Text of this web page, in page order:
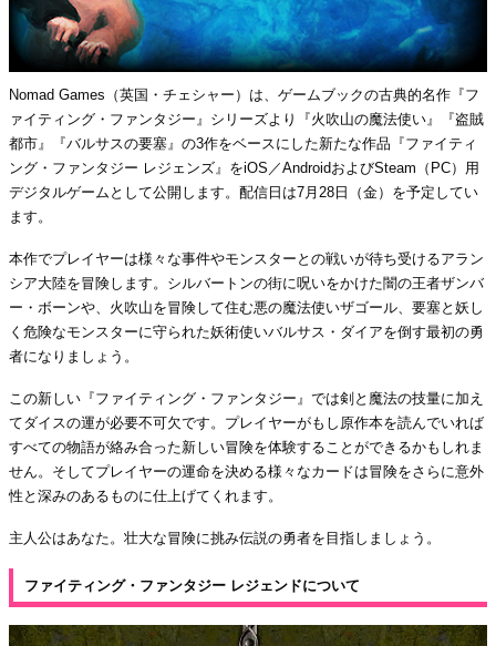
Nomad Games（英国・チェシャー）は、ゲームブックの古典的名作『フ
ァイティング・ファンタジー』シリーズより『火吹山の魔法使い』『盗賊
都市』『バルサスの要塞』の3作をベースにした新たな作品『ファイティ
ング・ファンタジー レジェンズ』をiOS／AndroidおよびSteam（PC）用
デジタルゲームとして公開します。配信日は7月28日（金）を予定してい
ます。
本作でプレイヤーは様々な事件やモンスターとの戦いが待ち受けるアラン
シア大陸を冒険します。シルバートンの街に呪いをかけた闇の王者ザンバ
ー・ボーンや、火吹山を冒険して住む悪の魔法使いザゴール、要塞と妖し
く危険なモンスターに守られた妖術使いバルサス・ダイアを倒す最初の勇
者になりましょう。
この新しい『ファイティング・ファンタジー』では剣と魔法の技量に加え
てダイスの運が必要不可欠です。プレイヤーがもし原作本を読んでいれば
すべての物語が絡み合った新しい冒険を体験することができるかもしれま
せん。そしてプレイヤーの運命を決める様々なカードは冒険をさらに意外
性と深みのあるものに仕上げてくれます。
主人公はあなた。壮大な冒険に挑み伝説の勇者を目指しましょう。
ファイティング・ファンタジー レジェンドについて